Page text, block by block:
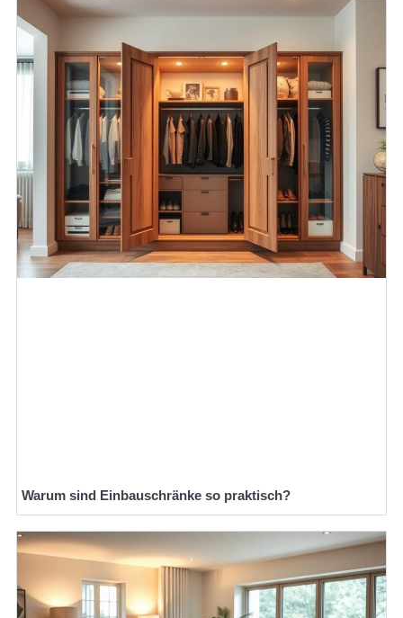
Warum sind Einbauschränke so praktisch?